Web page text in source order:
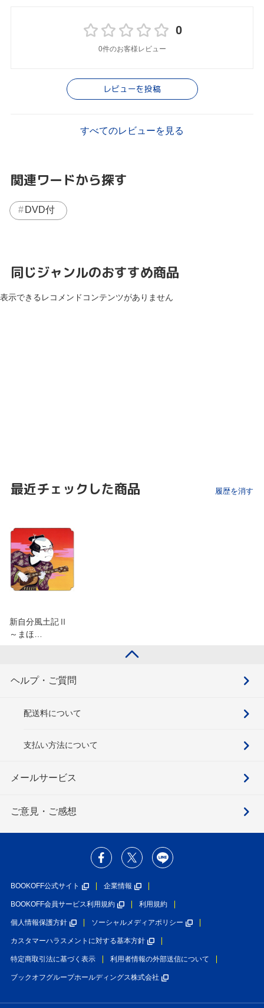
0
0件のお客様レビュー
レビューを投稿
すべてのレビューを見る
関連ワードから探す
DVD付
同じジャンルのおすすめ商品
表示できるレコメンドコンテンツがありません
最近チェックした商品 履歴を消す
新自分風土記Ⅱ
～まほ…
ヘルプ・ご質問
配送料について
支払い方法について
メールサービス
ご意見・ご感想
BOOKOFF公式サイト 企業情報
BOOKOFF会員サービス利用規約 利用規約
個人情報保護方針 ソーシャルメディアポリシー
カスタマーハラスメントに対する基本方針
特定商取引法に基づく表示 利用者情報の外部送信について
ブックオフグループホールディングス株式会社